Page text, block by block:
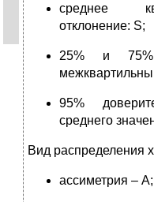
среднее
отклонение: S;
25% и 75%
95%
среднего
Вид распределения
ассиметрия – A;